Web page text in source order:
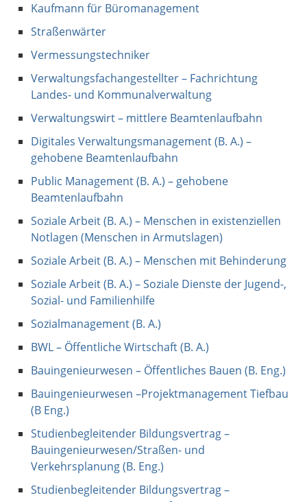
Kaufmann für Büromanagement
Straßenwärter
Vermessungstechniker
Verwaltungsfachangestellter – Fachrichtung
Landes- und Kommunalverwaltung
Verwaltungswirt – mittlere Beamtenlaufbahn
Digitales Verwaltungsmanagement (B. A.) –
gehobene Beamtenlaufbahn
Public Management (B. A.) – gehobene
Beamtenlaufbahn
Soziale Arbeit (B. A.) – Menschen in existenziellen
Notlagen (Menschen in Armutslagen)
Soziale Arbeit (B. A.) – Menschen mit Behinderung
Soziale Arbeit (B. A.) – Soziale Dienste der Jugend-,
Sozial- und Familienhilfe
Sozialmanagement (B. A.)
BWL – Öffentliche Wirtschaft (B. A.)
Bauingenieurwesen – Öffentliches Bauen (B. Eng.)
Bauingenieurwesen –Projektmanagement Tiefbau
(B Eng.)
Studienbegleitender Bildungsvertrag –
Bauingenieurwesen/Straßen- und
Verkehrsplanung (B. Eng.)
Studienbegleitender Bildungsvertrag –